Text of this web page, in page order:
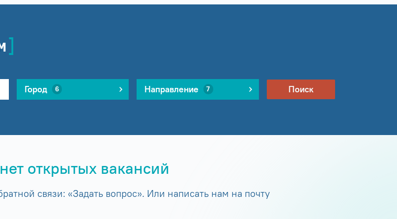
Город 6 Направление 7 Поиск
открытых вакансий
связи: «Задать вопрос». Или написать нам на почту